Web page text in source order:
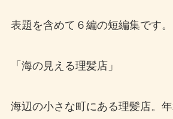
表題を含めて６編の短編集です。
「海の見える理髪店」
海辺の小さな町にある理髪店。